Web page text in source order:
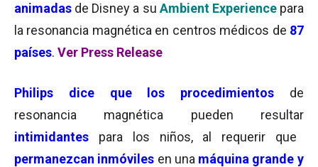
animadas de Disney a su Ambient Experiencepara
la resonancia magnética en centros médicos de 87
países. Ver Press Release
Philips dice que los procedimientos
de
resonancia magnética pueden resultar
intimidantes para los niños, al requerir que
permanezcan inmóviles en una máquina grande y